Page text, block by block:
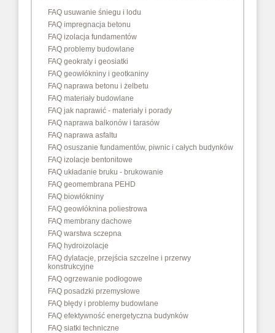
FAQ usuwanie śniegu i lodu
FAQ impregnacja betonu
FAQ izolacja fundamentów
FAQ problemy budowlane
FAQ geokraty i geosiatki
FAQ geowłókniny i geotkaniny
FAQ naprawa betonu i żelbetu
FAQ materiały budowlane
FAQ jak naprawić - materiały i porady
FAQ naprawa balkonów i tarasów
FAQ naprawa asfaltu
FAQ osuszanie fundamentów, piwnic i całych budynków
FAQ izolacje bentonitowe
FAQ układanie bruku - brukowanie
FAQ geomembrana PEHD
FAQ biowłókniny
FAQ geowłóknina poliestrowa
FAQ membrany dachowe
FAQ warstwa sczepna
FAQ hydroizolacje
FAQ dylatacje, przejścia szczelne i przerwy
konstrukcyjne
FAQ ogrzewanie podłogowe
FAQ posadzki przemysłowe
FAQ błędy i problemy budowlane
FAQ efektywność energetyczna budynków
FAQ siatki techniczne